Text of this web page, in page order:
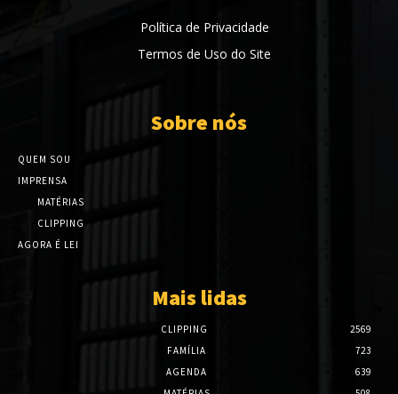
Política de Privacidade
Termos de Uso do Site
Sobre nós
QUEM SOU
IMPRENSA
MATÉRIAS
CLIPPING
AGORA É LEI
Mais lidas
CLIPPING
2569
FAMÍLIA
723
AGENDA
639